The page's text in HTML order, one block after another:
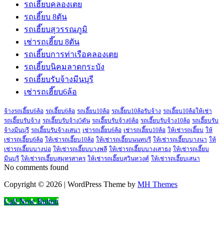
รถเฮี๊ยบคลองเตย
รถเฮี๊ยบ 8ตัน
รถเฮี๊ยบสุวรรณภูมิ
เช่ารถเฮี๊ยบ 8ตัน
รถเฮี๊ยบการท่าเรือคลองเตย
รถเฮี๊ยบนิคมลาดกระบัง
รถเฮี๊ยบรับจ้างมีนบุรี
เช่ารถเฮี๊ยบ6ล้อ
จ้างรถเฮี๊ยบ6ล้อ รถเฮี๊ยบ6ล้อ รถเฮี๊ยบ10ล้อ รถเฮี๊ยบ10ล้อรับจ้าง รถเฮี๊ยบ10ล้อให้เช่า
รถเฮี๊ยบรับจ้าง รถเฮี๊ยบรับจ้าง5ตัน รถเฮี๊ยบรับจ้าง6ล้อ รถเฮี๊ยบรับจ้าง10ล้อ รถเฮี๊ยบรับ
จ้างมีนบุรี รถเฮี๊ยบรับจ้างเสนา เช่ารถเฮี๊ยบ6ล้อ เช่ารถเฮี๊ยบ10ล้อ ให้เช่ารถเฮี๊ยบ ให้
เช่ารถเฮี๊ยบ6ล้อ ให้เช่ารถเฮี๊ยบ10ล้อ ให้เช่ารถเฮี๊ยบนนทบุรี ให้เช่ารถเฮี๊ยบบางนา ให้
เช่ารถเฮี๊ยบบางบ่อ ให้เช่ารถเฮี๊ยบบางพลี ให้เช่ารถเฮี๊ยบบางเสาธง ให้เช่ารถเฮี๊ยบ
มีนบุรี ให้เช่ารถเฮี๊ยบสมุทรสาคร ให้เช่ารถเฮี๊ยบสุวินทวงศ์ ให้เช่ารถเฮี๊ยบเสนา
No comments found
Copyright © 2026 | WordPress Theme by MH Themes
Call Now Button